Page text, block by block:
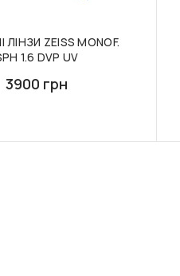
ZEISS MONOF.
1.6 DVP UV
3900 грн